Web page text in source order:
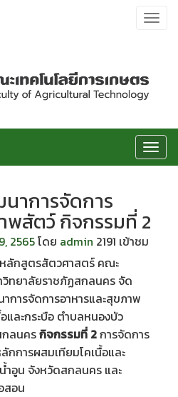
Toggle
Toggle
าการจัดการ
พสัตว์ กิจกรรมที่ 2
2565โดย admin 2191 เข้าชม
ลักสูตรสัตวศาสตร์ คณะ
วิทยาลัยราชภัฏสกลนคร จัด
การจัดการอาหารและสุขภาพ
ละกระบือ ตำบลหนองบัว
กลนครกิจกรรมที่ 2การจัดการ
การผสมเทียมโคเนื้อและ
ำอูน จังหวัดสกลนคร และ
สอน